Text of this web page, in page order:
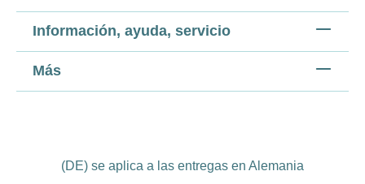
Información, ayuda, servicio
Más
(DE) se aplica a las entregas en Alemania